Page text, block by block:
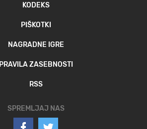
KODEKS
PIŠKOTKI
NAGRADNE IGRE
PRAVILA ZASEBNOSTI
RSS
SPREMLJAJ NAS